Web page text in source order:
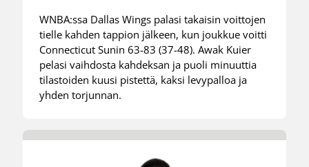
WNBA:ssa Dallas Wings palasi takaisin voittojen
tielle kahden tappion jälkeen, kun joukkue voitti
Connecticut Sunin 63-83 (37-48). Awak Kuier
pelasi vaihdosta kahdeksan ja puoli minuuttia
tilastoiden kuusi pistettä, kaksi levypalloa ja
yhden torjunnan.